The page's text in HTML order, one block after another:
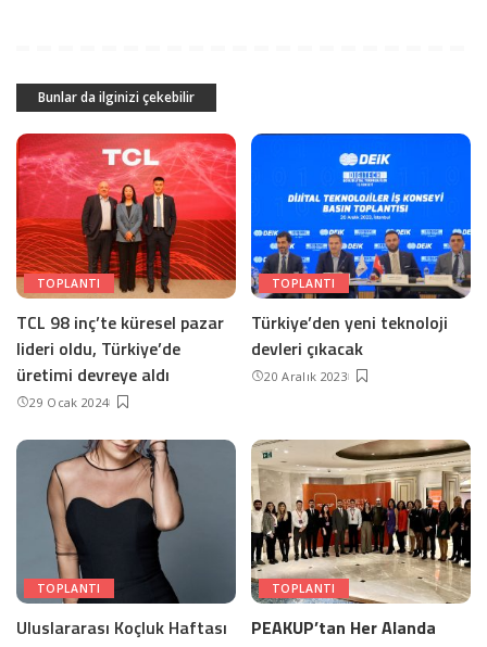
Bunlar da ilginizi çekebilir
TOPLANTI
TCL 98 inç’te küresel pazar
lideri oldu, Türkiye’de
üretimi devreye aldı
29 Ocak 2024
TOPLANTI
Türkiye’den yeni teknoloji
devleri çıkacak
20 Aralık 2023
TOPLANTI
Uluslararası Koçluk Haftası
TOPLANTI
PEAKUP’tan Her Alanda